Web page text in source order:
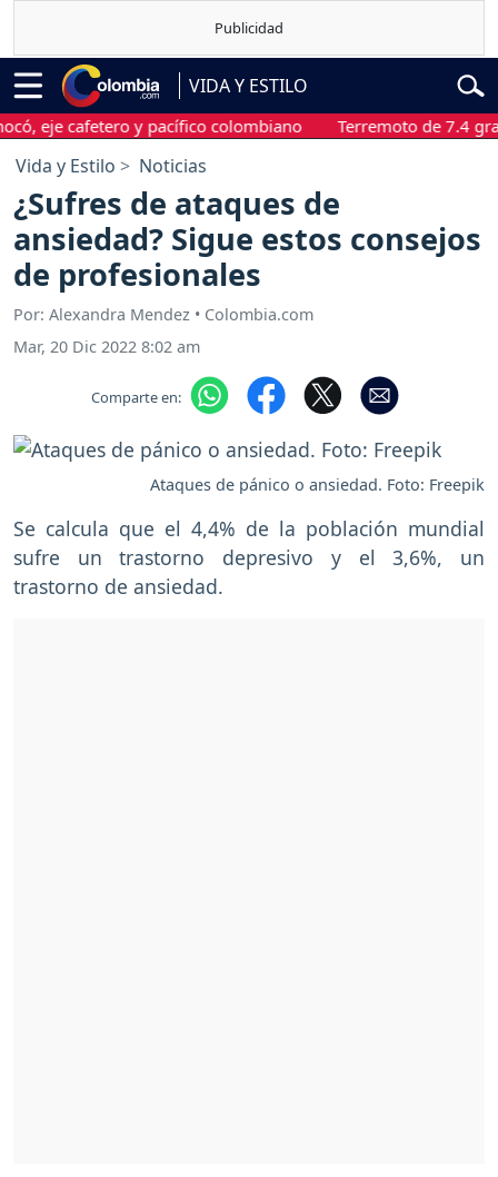
VIDA Y ESTILO
cafetero y pacífico colombiano Terremoto de 7.4 grados
Vida y Estilo Noticias
¿Sufres de ataques de
ansiedad? Sigue estos consejos
de profesionales
Por: Alexandra Mendez • Colombia.com
Mar, 20 Dic 2022 8:02 am
Comparte en:
Ataques de pánico o ansiedad. Foto: Freepik
Se calcula que el 4,4% de la población mundial
sufre un trastorno depresivo y el 3,6%, un
trastorno de ansiedad.